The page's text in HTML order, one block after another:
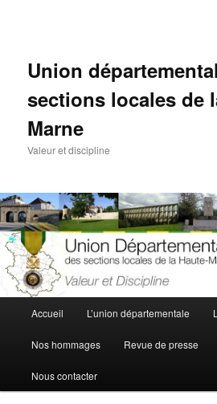
Union
sections locales de
Marne
Valeur et discipline
principal
Accueil L’union départementale
Nos hommages Revue de presse
Nous contacter